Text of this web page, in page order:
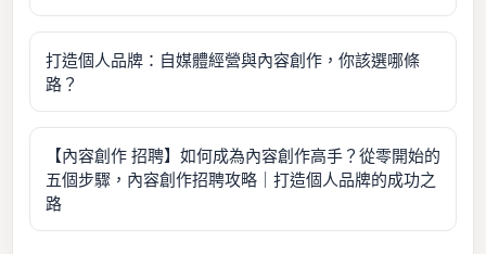
打造個人品牌：自媒體經營與內容創作，你該選哪條
路？
【內容創作 招聘】如何成為內容創作高手？從零開始的
五個步驟，內容創作招聘攻略｜打造個人品牌的成功之
路